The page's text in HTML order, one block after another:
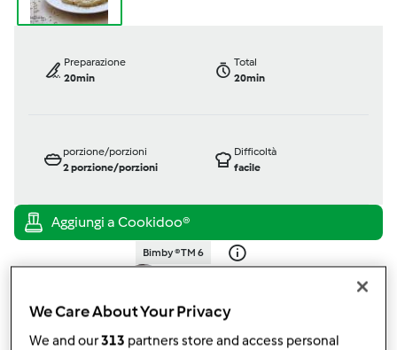
Preparazione
20min
Total
20min
porzione/porzioni
2porzione/porzioni
Difficoltà
facile
Bimby ® TM 6
Aggiungi alle mie raccolte
We Care About Your Privacy
We and our313 partners store and access personal